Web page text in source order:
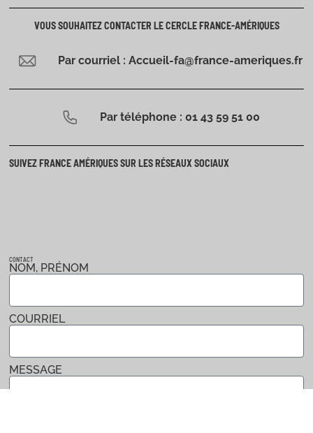
CONTACT
NOM, PRÉNOM
COURRIEL
MESSAGE
VOUS SOUHAITEZ CONTACTER LE CERCLE FRANCE-AMÉRIQUES
Par courriel : Accueil-fa@france-ameriques.fr
Par téléphone : 01 43 59 51 00
SUIVEZ FRANCE AMÉRIQUES SUR LES RÉSEAUX SOCIAUX